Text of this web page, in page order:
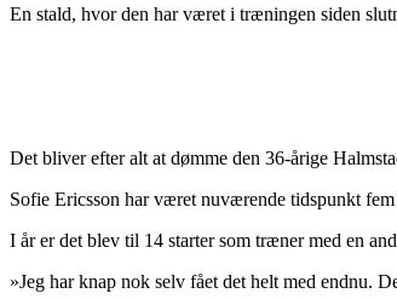
En stald, hvor den har været i træningen siden
Det bliver efter alt at dømme den 36-årige
Sofie Ericsson har været nuværende tidspunkt
I år er det blev til 14 starter som træner med en
»Jeg har knap nok selv fået det helt med endnu.